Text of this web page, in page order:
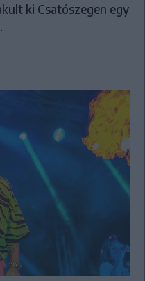
ki Csatószegen egy